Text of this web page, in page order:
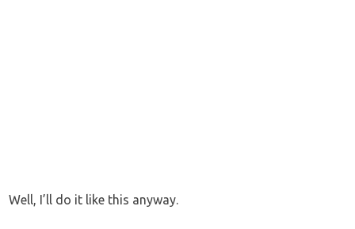
Well, I’ll do it like this anyway.